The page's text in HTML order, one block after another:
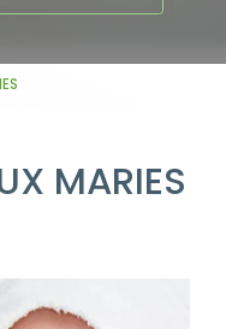
MARIES